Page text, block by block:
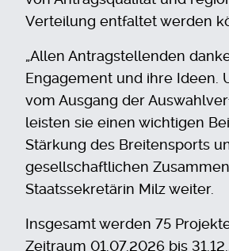
Verteilung entfaltet werden
„Allen Antragstellenden
Engagement und ihre Ideen.
vom Ausgang der
leisten sie einen wichtigen
Stärkung des Breitensports
gesellschaftlichen
Staatssekretärin Milz weiter.
Insgesamt werden 75
Zeitraum 01.07.2026 bis